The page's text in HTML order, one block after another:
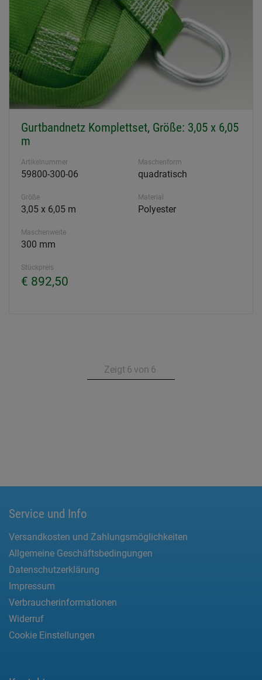
Gurtbandnetz Komplettset, Größe: 3,05 x 6,05
m
Artikelnummer
59800-300-06
Maschenform
quadratisch
Größe
3,05 x 6,05 m
Material
Polyester
Maschenweite
300 mm
Stückpreis
€ 892,50
Zeigt 6 von 6
Service und Info
Versandkosten und Zahlungsmöglichkeiten
Allgemeine Geschäftsbedingungen
Datenschutzerklärung
Impressum
Verbraucherinformationen
Widerruf
Cookie Einstellungen